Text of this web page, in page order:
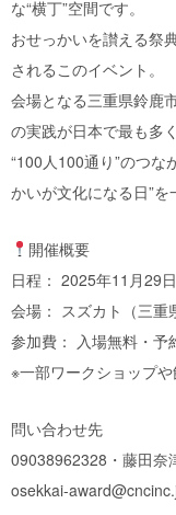
な“横丁”空間です。
おせっかいを讃える祭
されるこのイベント。
会場となる三重県鈴鹿
の実践が日本で最も多
“100人100通り”のつな
かいが文化になる日”
開催概要
日程： 2025年11月29
会場： スズカト（三重
参加費： 入場無料・予
※一部ワークショップ
問い合わせ先
09038962328・藤田奈
osekkai-